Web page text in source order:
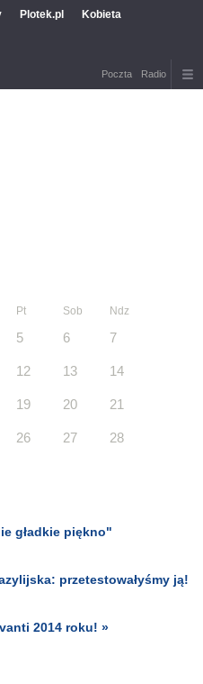
Plotek.pl Kobieta
Poczta Radio
Pt Sob Ndz
5 6 7
12 13 14
19 20 21
26 27 28
gładkie piękno"
przetestowałyśmy ją!
2014 roku! »